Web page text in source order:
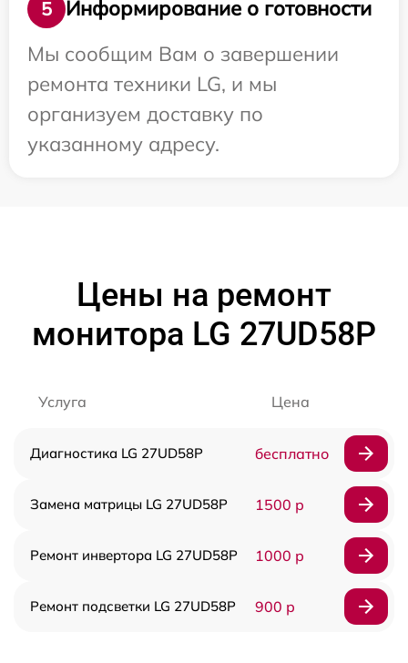
5
Информирование о готовности
Мы сообщим Вам о завершении
ремонта техники LG, и мы
организуем доставку по
указанному адресу.
Цены на ремонт
монитора LG 27UD58P
Услуга Цена
Диагностика LG 27UD58P бесплатно
Замена матрицы LG 27UD58P 1500 р
Ремонт инвертора LG 27UD58P 1000 р
Ремонт подсветки LG 27UD58P 900 р